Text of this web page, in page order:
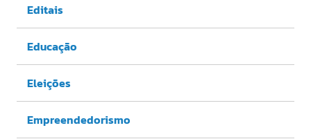
Editais
Educação
Eleições
Empreendedorismo